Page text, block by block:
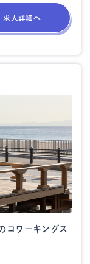
求人詳細へ
コワーキングス